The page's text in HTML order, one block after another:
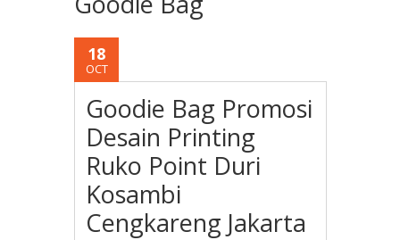
18
OCT
Goodie Bag Promosi
Desain Printing
Ruko Point Duri
Kosambi
Cengkareng Jakarta